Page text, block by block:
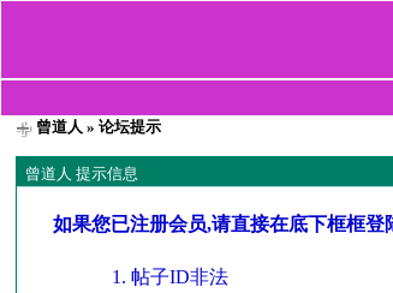
曾道人 » 论坛提示
曾道人 提示信息
如果您已注册会员,请直接在底下框框
帖子ID非法